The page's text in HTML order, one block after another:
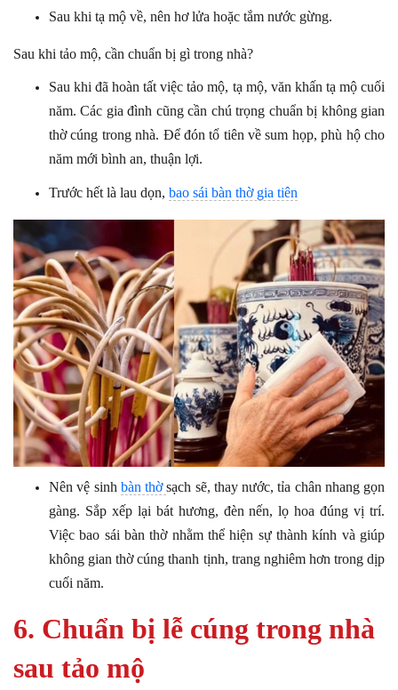
Sau khi tạ mộ về, nên hơ lửa hoặc tắm nước gừng.
Sau khi tảo mộ, cần chuẩn bị gì trong nhà?
Sau khi đã hoàn tất việc tảo mộ, tạ mộ, văn khấn tạ mộ cuối
năm. Các gia đình cũng cần chú trọng chuẩn bị không gian
thờ cúng trong nhà. Để đón tổ tiên về sum họp, phù hộ cho
năm mới bình an, thuận lợi.
Trước hết là lau dọn, bao sái bàn thờ gia tiên
Nên vệ sinh bàn thờsạch sẽ, thay nước, tỉa chân nhang gọn
gàng. Sắp xếp lại bát hương, đèn nến, lọ hoa đúng vị trí.
Việc bao sái bàn thờ nhằm thể hiện sự thành kính và giúp
không gian thờ cúng thanh tịnh, trang nghiêm hơn trong dịp
cuối năm.
6. Chuẩn bị lễ cúng trong nhà
sau tảo mộ